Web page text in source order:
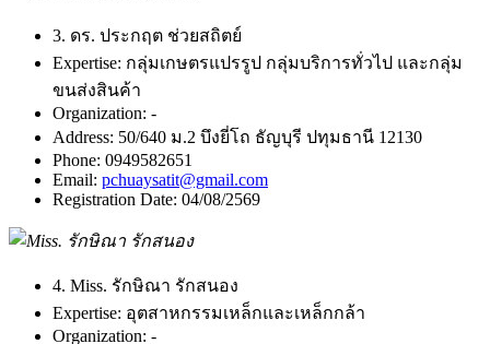
3. ดร. ประกฤต ช่วยสถิตย์
Expertise: กลุ่มเกษตรแปรรูป กลุ่มบริการทั่วไป และกลุ่ม
ขนส่งสินค้า
Organization: -
Address: 50/640 ม.2 บึงยี่โถ ธัญบุรี ปทุมธานี 12130
Phone: 0949582651
Email: pchuaysatit@gmail.com
Registration Date: 04/08/2569
4. Miss. รักษิณา รักสนอง
Expertise: อุตสาหกรรมเหล็กและเหล็กกล้า
Organization: -